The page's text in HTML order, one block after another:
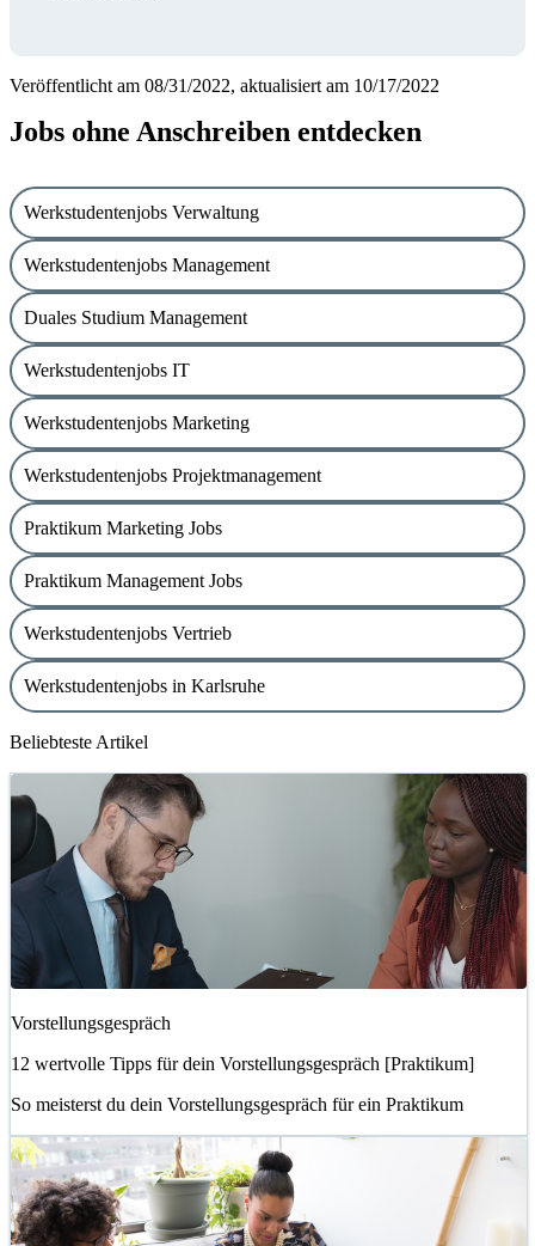
Veröffentlicht am 08/31/2022, aktualisiert am 10/17/2022
Jobs ohne Anschreiben entdecken
Werkstudentenjobs Verwaltung
Werkstudentenjobs Management
Duales Studium Management
Werkstudentenjobs IT
Werkstudentenjobs Marketing
Werkstudentenjobs Projektmanagement
Praktikum Marketing Jobs
Praktikum Management Jobs
Werkstudentenjobs Vertrieb
Werkstudentenjobs in Karlsruhe
Beliebteste Artikel
Vorstellungsgespräch
12 wertvolle Tipps für dein Vorstellungsgespräch [Praktikum]
So meisterst du dein Vorstellungsgespräch für ein Praktikum